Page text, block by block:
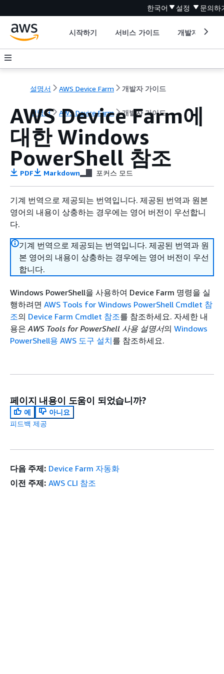
한국어 설정 문의하
시작하기 서비스 가이드 개발자 도구
설명서 AWS Device Farm 개발자 가이드
설명서 AWS Device Farm 개발자 가이드
AWS Device Farm에
대한 Windows
PowerShell 참조
PDF Markdown 포커스 모드
기계 번역으로 제공되는 번역입니다. 제공된 번역과 원본
영어의 내용이 상충하는 경우에는 영어 버전이 우선합니
다.
기계 번역으로 제공되는 번역입니다. 제공된 번역과 원
본 영어의 내용이 상충하는 경우에는 영어 버전이 우선
합니다.
Windows PowerShell을 사용하여 Device Farm 명령을 실
행하려면 AWS Tools for Windows PowerShell Cmdlet 참
조의 Device Farm Cmdlet 참조를 참조하세요. 자세한 내
용은AWS Tools for PowerShell 사용 설명서의 Windows
PowerShell용 AWS 도구 설치를 참조하세요.
페이지 내용이 도움이 되었습니까?
예
아니요
피드백 제공
다음 주제: Device Farm 자동화
이전 주제: AWS CLI 참조